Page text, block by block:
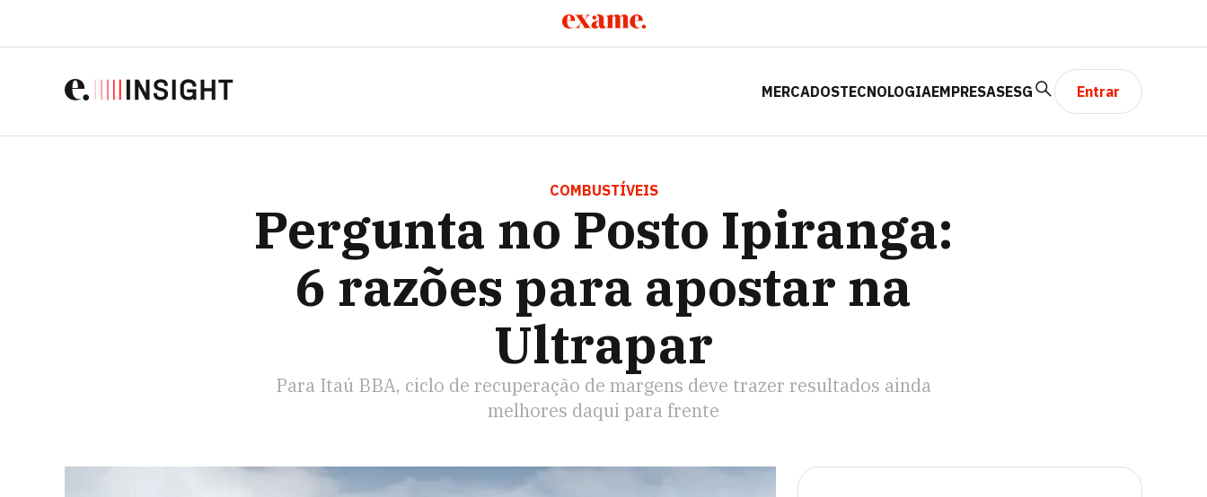
MERCADOSTECNOLOGIAEMPRESASESG Entrar
COMBUSTÍVEIS
Pergunta no Posto Ipiranga:
6 razões para apostar na
Ultrapar
Para Itaú BBA, ciclo de recuperação de margens deve trazer resultados ainda
melhores daqui para frente